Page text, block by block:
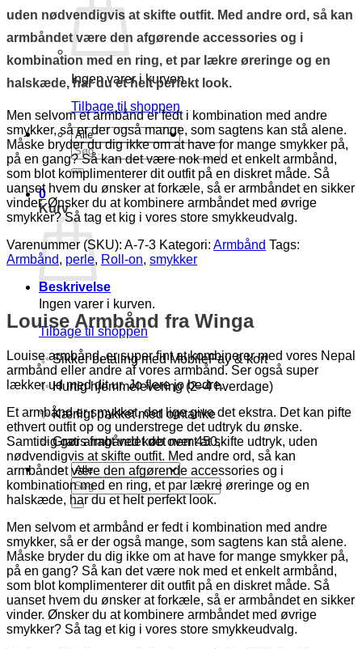
Ingen varer i kurven.
Tilbage til shoppen
Søg
efter:
0
Kurv
Ingen varer i kurven.
Tilbage til shoppen
✨ Sikker betaling med MobilePay & kort
✨ Hurtig hjemmelevering (2–4 hverdage)
✨ Kærligt pakket med omtanke
✨ Gratis fragt ved køb over 450,-
Søg
efter:
uden nødvendigvis at skifte outfit. Med andre ord, så kan
armbåndet være den afgørende accessories og i
kombination med en ring, et par lækre øreringe og en
halskæde, har du et helt perfekt look.
Men selvom et armbånd er fedt i kombination med andre
smykker, så er der også mange, som sagtens kan stå alene.
Måske bryder du dig ikke om at have for mange smykker på,
på en gang? Så kan det være nok med et enkelt armbånd,
som blot komplimenterer dit outfit på en diskret måde. Så
uanset hvem du ønsker at forkæle, så er armbåndet en sikker
vinder. Ønsker du at kombinere armbåndet med øvrige
smykker? Så tag et kig i vores store smykkeudvalg.
Varenummer (SKU): A-7-3 Kategori: Armbånd Tags:
Armbånd, perle, Roll-on, smykker
Beskrivelse
Louise Armbånd fra Winga
Louise armbånd, er super fint at kombinerer med vores Nepal
armbånd eller andre af vores armbånd. Ser også super
lækker ud med dit ur. Jo flere jo bedre.
Et armbånd er smykket, der lige give det ekstra. Det kan pifte
ethvert outfit op og understrege det udtryk du ønske.
Samtidig gør armbåndet det nemt at skifte udtryk, uden
nødvendigvis at skifte outfit. Med andre ord, så kan
armbåndet være den afgørende accessories og i
kombination med en ring, et par lækre øreringe og en
halskæde, har du et helt perfekt look.
Men selvom et armbånd er fedt i kombination med andre
smykker, så er der også mange, som sagtens kan stå alene.
Måske bryder du dig ikke om at have for mange smykker på,
på en gang? Så kan det være nok med et enkelt armbånd,
som blot komplimenterer dit outfit på en diskret måde. Så
uanset hvem du ønsker at forkæle, så er armbåndet en sikker
vinder. Ønsker du at kombinere armbåndet med øvrige
smykker? Så tag et kig i vores store smykkeudvalg.